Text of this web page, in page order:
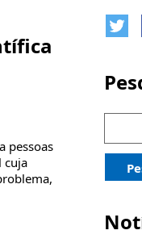
pessoas
cuja